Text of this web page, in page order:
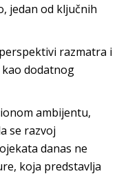
jedan od ključnih
razmatra i
dodatnog
ambijentu,
se razvoj
danas ne
koja predstavlja